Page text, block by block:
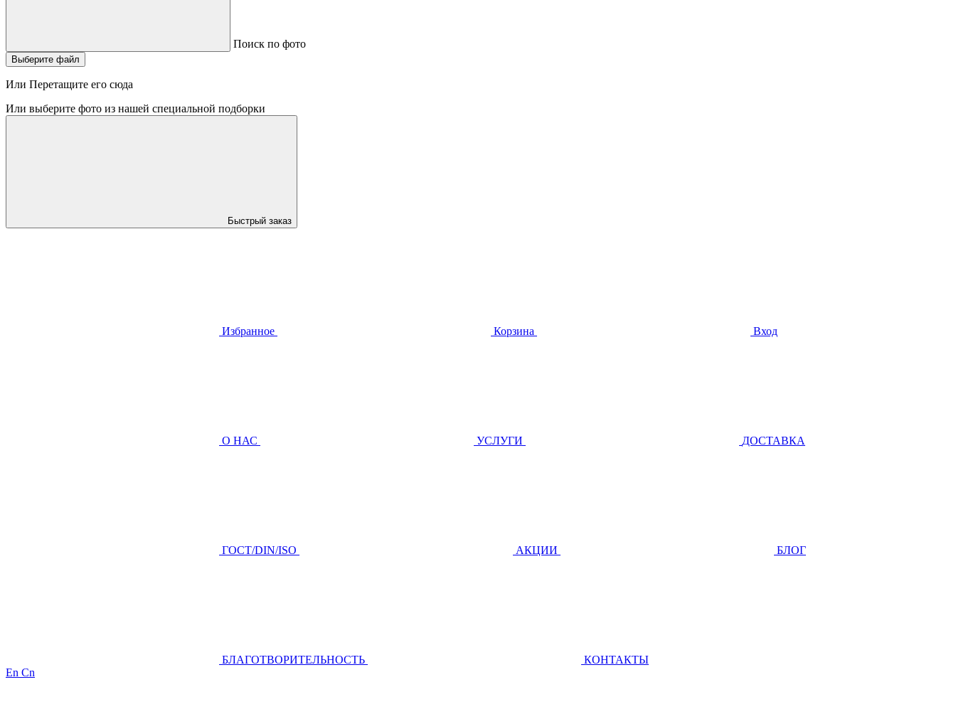
Поиск по фото
Выберите файл
Или Перетащите его сюда
Или выберите фото из нашей специальной подборки
Быстрый заказ
Избранное Корзина Вход
О НАС УСЛУГИ ДОСТАВКА
ГOCТ/DIN/ISO АКЦИИ БЛОГ
БЛАГОТВОРИТЕЛЬНОСТЬ
КОНТАКТЫ
En Cn